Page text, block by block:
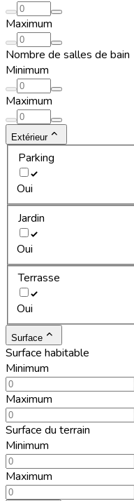
Maximum
Nombre de salles de bain
Minimum
Maximum
Extérieur
Parking
Oui
Jardin
Oui
Terrasse
Oui
Surface
Surface habitable
Minimum
Maximum
Surface du terrain
Minimum
Maximum